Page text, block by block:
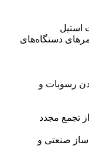
استیل
دستگاه‌های
رسوبات و
تجمع مجدد
صنعتی و